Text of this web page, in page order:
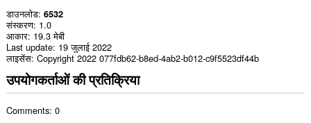
डाउनलोड 6532
संस्करण 1.0
आकार 19.3 मेबी
Last update 19 जुलाई 2022
लाइसेंस Copyright 2022 077fdb62-b8ed-4ab2-b012-c9f5523df44b
उपयोगकर्ताओं की प्रतिक्रिया
Comments: 0